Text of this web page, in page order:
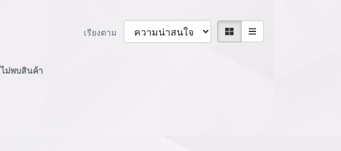
เรียงตาม
ไม่พบสินค้า